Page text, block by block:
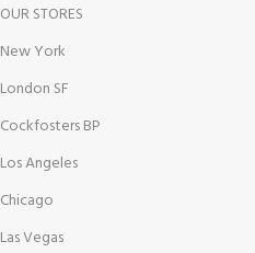
OUR STORES
New York
London SF
Cockfosters BP
Los Angeles
Chicago
Las Vegas